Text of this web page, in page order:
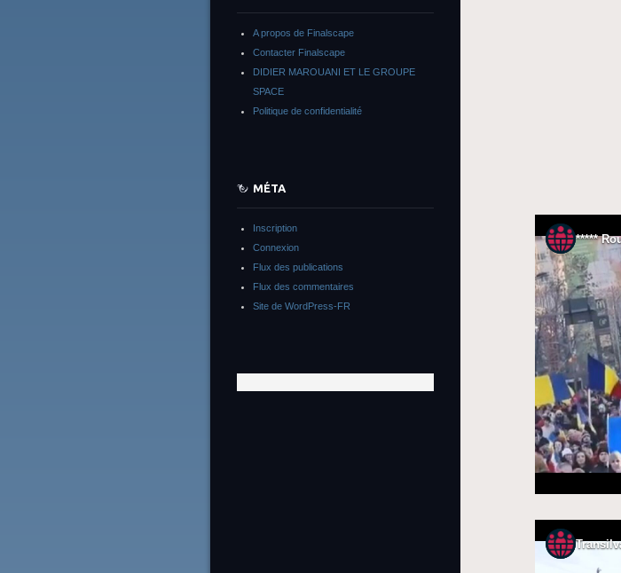
A propos de Finalscape
Contacter Finalscape
DIDIER MAROUANI ET LE GROUPE
SPACE
Politique de confidentialité
MÉTA
Inscription
Connexion
Flux des publications
Flux des commentaires
Site de WordPress-FR